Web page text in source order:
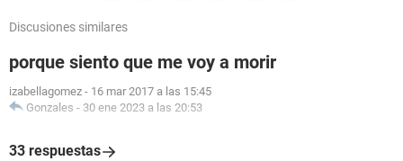
Discusiones similares
porque siento que me voy a morir
izabellagomez - 16 mar 2017 a las 15:45
Gonzales - 30 ene 2023 a las 20:53
33 respuestas